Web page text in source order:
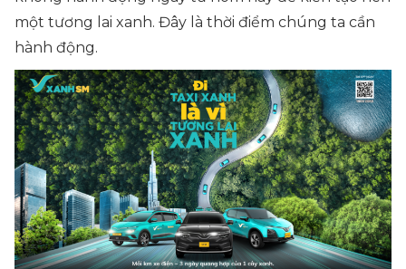
một tương lai xanh. Đây là thời điểm chúng ta cần
hành động.